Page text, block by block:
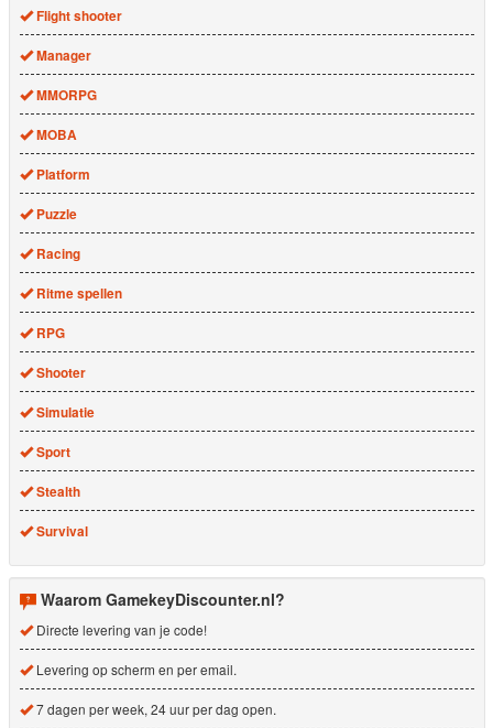
Flight shooter
Manager
MMORPG
MOBA
Platform
Puzzle
Racing
Ritme spellen
RPG
Shooter
Simulatie
Sport
Stealth
Survival
Waarom GamekeyDiscounter.nl?
Directe levering van je code!
Levering op scherm en per email.
7 dagen per week, 24 uur per dag open.